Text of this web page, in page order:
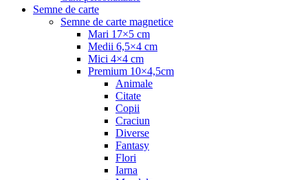
Semne de carte
Semne de carte magnetice
Mari 17×5 cm
Medii 6,5×4 cm
Mici 4×4 cm
Premium 10×4,5cm
Animale
Citate
Copii
Craciun
Diverse
Fantasy
Flori
Iarna